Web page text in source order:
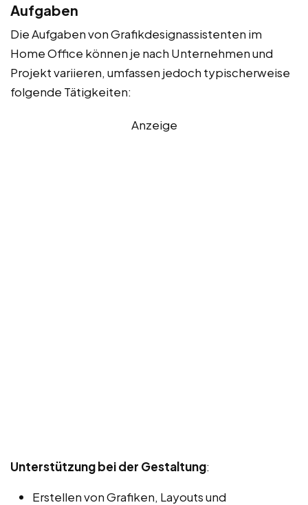
Aufgaben
Die Aufgaben von Grafikdesignassistenten im
Home Office können je nach Unternehmen und
Projekt variieren, umfassen jedoch typischerweise
folgende Tätigkeiten:
Anzeige
Unterstützung bei der Gestaltung:
Erstellen von Grafiken, Layouts und